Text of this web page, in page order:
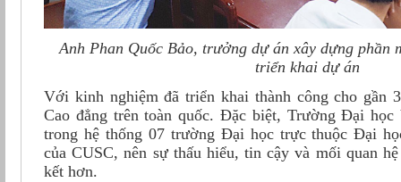
Anh Phan Quốc Bảo, trưởng dự án xây dựng phần
triển khai dự án
Với kinh nghiệm đã triển khai thành công cho gần
Cao đẳng trên toàn quốc. Đặc biệt, Trường Đại
trong hệ thống 07 trường Đại học trực thuộc Đại
của CUSC, nên sự thấu hiểu, tin cậy và mối quan
kết hơn.